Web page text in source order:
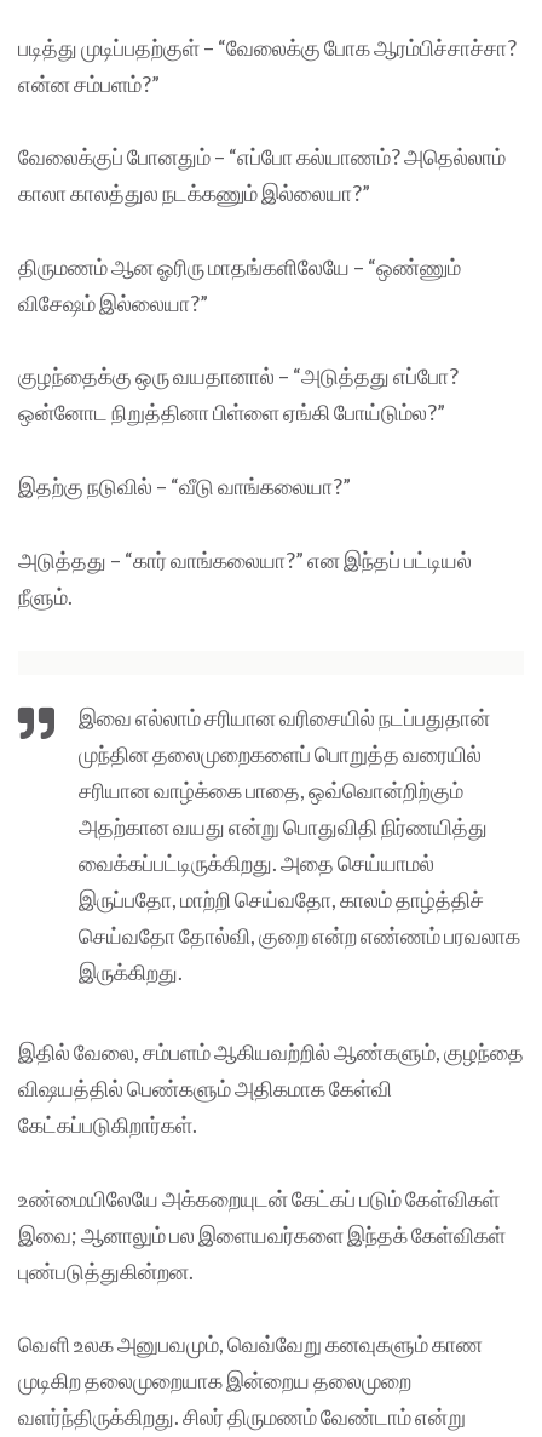
படித்து முடிப்பதற்குள் – “வேலைக்கு போக ஆரம்பிச்சாச்சா?
என்ன சம்பளம்?”
வேலைக்குப் போனதும் – “எப்போ கல்யாணம்? அதெல்லாம்
காலா காலத்துல நடக்கணும் இல்லையா?”
திருமணம் ஆன ஓரிரு மாதங்களிலேயே – “ஒண்ணும்
விசேஷம் இல்லையா?”
குழந்தைக்கு ஒரு வயதானால் – “அடுத்தது எப்போ?
ஒன்னோட நிறுத்தினா பிள்ளை ஏங்கி போய்டும்ல?”
இதற்கு நடுவில் – “வீடு வாங்கலையா?”
அடுத்தது – “கார் வாங்கலையா?” என இந்தப் பட்டியல்
நீளும்.
இவை எல்லாம் சரியான வரிசையில் நடப்பதுதான்
முந்தின தலைமுறைகளைப் பொறுத்த வரையில்
சரியான வாழ்க்கை பாதை, ஒவ்வொன்றிற்கும்
அதற்கான வயது என்று பொதுவிதி நிர்ணயித்து
வைக்கப்பட்டிருக்கிறது. அதை செய்யாமல்
இருப்பதோ, மாற்றி செய்வதோ, காலம் தாழ்த்திச்
செய்வதோ தோல்வி, குறை என்ற எண்ணம் பரவலாக
இருக்கிறது.
இதில் வேலை, சம்பளம் ஆகியவற்றில் ஆண்களும், குழந்தை
விஷயத்தில் பெண்களும் அதிகமாக கேள்வி
கேட்கப்படுகிறார்கள்.
உண்மையிலேயே அக்கறையுடன் கேட்கப் படும் கேள்விகள்
இவை; ஆனாலும் பல இளையவர்களை இந்தக் கேள்விகள்
புண்படுத்துகின்றன.
வெளி உலக அனுபவமும், வெவ்வேறு கனவுகளும் காண
முடிகிற தலைமுறையாக இன்றைய தலைமுறை
வளர்ந்திருக்கிறது. சிலர் திருமணம் வேண்டாம் என்று